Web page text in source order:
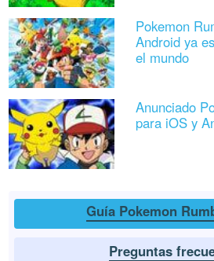
Pokemon
Android ya
el mundo
Anunciado
para iOS y
Guía Pokemon
Preguntas